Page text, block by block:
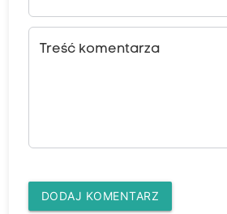
Treść komentarza
DODAJ KOMENTARZ